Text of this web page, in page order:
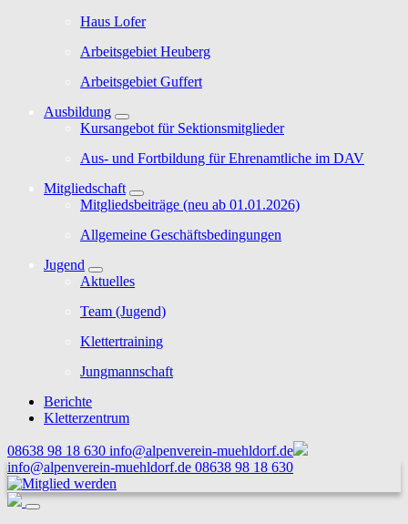
Haus Lofer
Arbeitsgebiet Heuberg
Arbeitsgebiet Guffert
Ausbildung
Kursangebot für Sektionsmitglieder
Aus- und Fortbildung für Ehrenamtliche im DAV
Mitgliedschaft
Mitgliedsbeiträge (neu ab 01.01.2026)
Allgemeine Geschäftsbedingungen
Jugend
Aktuelles
Team (Jugend)
Klettertraining
Jungmannschaft
Berichte
Kletterzentrum
08638 98 18 630 info@alpenverein-muehldorf.de
info@alpenverein-muehldorf.de 08638 98 18 630